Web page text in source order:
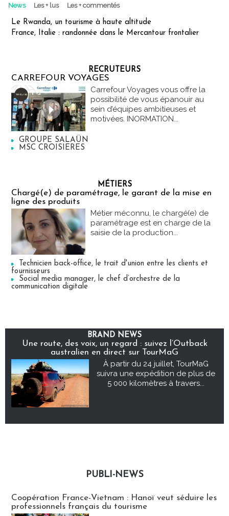
News Les + lus Les + commentés
Le Rwanda, un tourisme à haute altitude
France, Italie : randonnée dans le Mercantour frontalier
RECRUTEURS
CARREFOUR VOYAGES
Carrefour Voyages vous offre la
possibilité de vous épanouir au
sein d’équipes ambitieuses et
motivées. INORMATION...
GROUPE SALAÜN
MSC CROISIERES
MÉTIERS
Chargé(e) de paramétrage, le garant de la mise en
ligne des produits
Métier méconnu, le chargé(e) de
paramétrage est en charge de la
saisie de la production...
Technicien back-office, le trait d'union entre les clients et
fournisseurs
Social media manager, le chef d’orchestre de la
communication digitale
BRAND NEWS
Une route, des voix, un regard : suivez l’Outback
australien en direct sur TourMaG
À partir du 24 juillet, TourMaG
suivra une expédition de plus de
5 000 kilomètres à travers...
PUBLI-NEWS
Coopération France-Vietnam : Hanoï veut séduire les
professionnels français du tourisme